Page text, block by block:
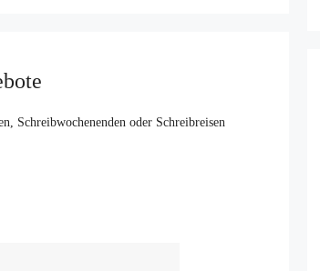
Schreibwochenenden oder Schreibreisen